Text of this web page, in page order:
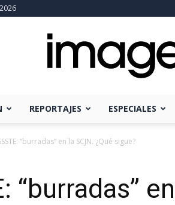
REPORTAJES ESPECIALES
“burradas” en la SCJN. ¿Qué sigue?
“burradas”